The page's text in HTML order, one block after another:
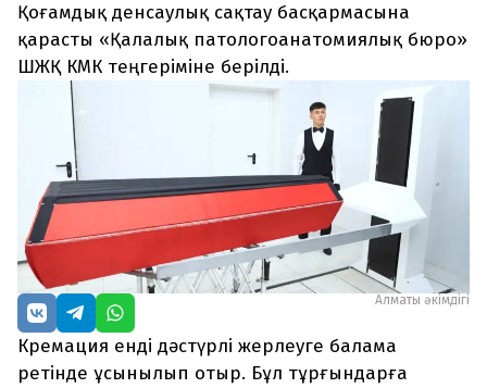
Редакциямен байланыс
+7 708 604 51 06
Жарнама бөлімі
+7 701 220 64 52
zhasalash100@gmail.com
Қоғамдық денсаулық сақтау басқармасына
қарасты «Қалалық патологоанатомиялық бюро»
ШЖҚ КМК теңгеріміне берілді.
Алматы әкімдігі
Кремация енді дәстүрлі жерлеуге балама
ретінде ұсынылып отыр. Бұл тұрғындарға